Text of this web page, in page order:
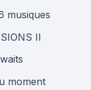
musiques
II
moment